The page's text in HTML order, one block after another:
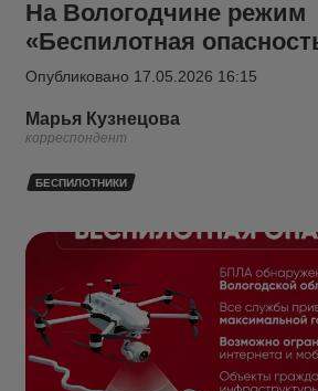
На Вологодчине режим
«Беспилотная
Опубликовано 17.05.2026 16:15
Марья Кузнецова
корреспондент
БЕСПИЛОТНИКИ